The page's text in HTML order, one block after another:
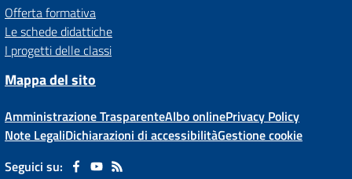
Offerta formativa
Le schede didattiche
I progetti delle classi
Mappa del sito
Amministrazione TrasparenteAlbo onlinePrivacy Policy
Note LegaliDichiarazioni di accessibilitàGestione cookie
Seguici su: